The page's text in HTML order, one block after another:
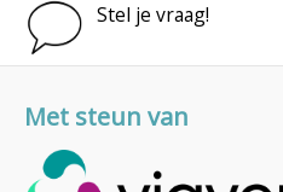
Stel je vraag!
Met steun van